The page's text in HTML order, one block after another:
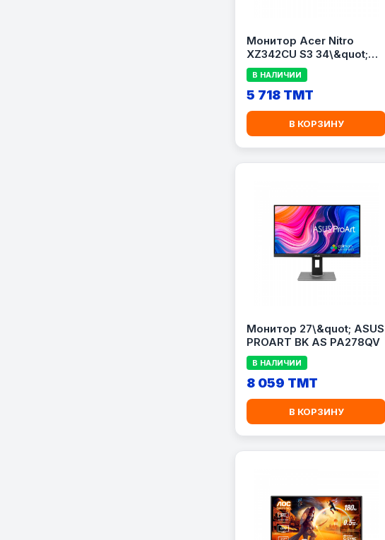
Монитор Acer Nitro
XZ342CU S3 34\&quot;
Curved
В НАЛИЧИИ
5 718 TMT
В КОРЗИНУ
Монитор 27\&quot; ASUS
PROART BK AS PA278QV
В НАЛИЧИИ
8 059 TMT
В КОРЗИНУ